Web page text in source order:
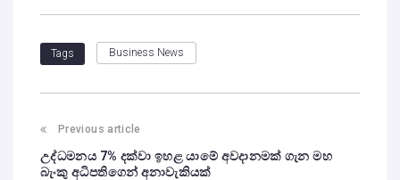
Tags Business News
Previous article
උද්ධමනය 7% දක්වා ඉහළ යාමේ අවදානමක් ගැන මහ
බැංකු අධිපතිගෙන් අනාවැකියක්